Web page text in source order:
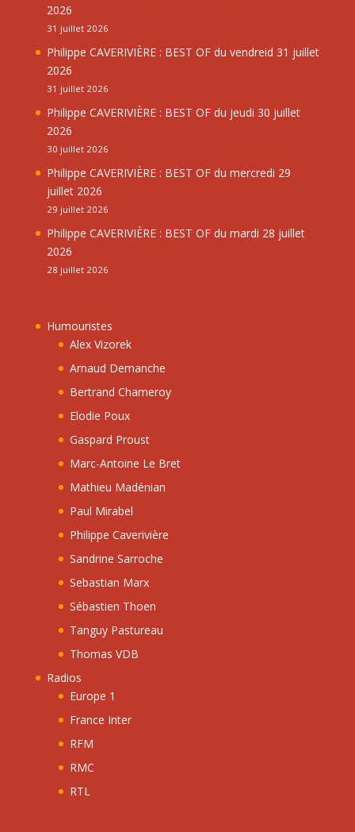
2026
31 juillet 2026
Philippe CAVERIVIÈRE : BEST OF du vendreid 31 juillet
2026
31 juillet 2026
Philippe CAVERIVIÈRE : BEST OF du jeudi 30 juillet
2026
30 juillet 2026
Philippe CAVERIVIÈRE : BEST OF du mercredi 29
juillet 2026
29 juillet 2026
Philippe CAVERIVIÈRE : BEST OF du mardi 28 juillet
2026
28 juillet 2026
Humouristes
Alex Vizorek
Arnaud Demanche
Bertrand Chameroy
Elodie Poux
Gaspard Proust
Marc-Antoine Le Bret
Mathieu Madénian
Paul Mirabel
Philippe Caverivière
Sandrine Sarroche
Sebastian Marx
Sébastien Thoen
Tanguy Pastureau
Thomas VDB
Radios
Europe 1
France Inter
RFM
RMC
RTL